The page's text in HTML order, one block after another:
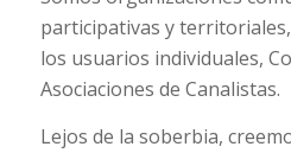
participativas y
los usuarios individuales,
Asociaciones de Canalistas.
Lejos de la soberbia,